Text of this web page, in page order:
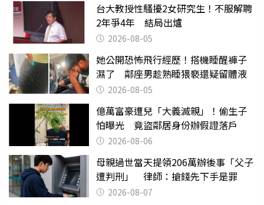
台大教授性騷擾2女研究生！不服解聘
2年爭4年 結局出爐
2026-08-05
她公開恐怖飛行經歷！搭機睡醒褲子
濕了 鄰座男趁熟睡猥褻還疑留體液
2026-08-05
億萬富豪遭兒「大義滅親」！偷生子
怕曝光 竟盜鄰居身份辦假證落戶
2026-08-06
母親過世當天提領206萬辦後事「父子
遭判刑」 律師：搶錢先下手是罪
2026-08-07